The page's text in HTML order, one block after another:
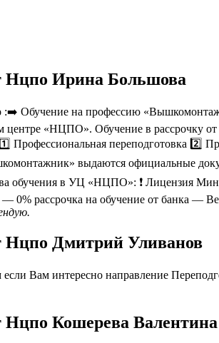
Нцпо Ирина Большова
Обучение на профессию
«НЦПО». Обучение в рассрочку
переподготовка 2️⃣
выдаются официальные
обучения в УЦ «НЦПО»: ❗️ Лицензия
рассрочка на обучение от банка —
Нцпо Дмитрий Уливанов
Вам интересно направление
Кошерева Валентина